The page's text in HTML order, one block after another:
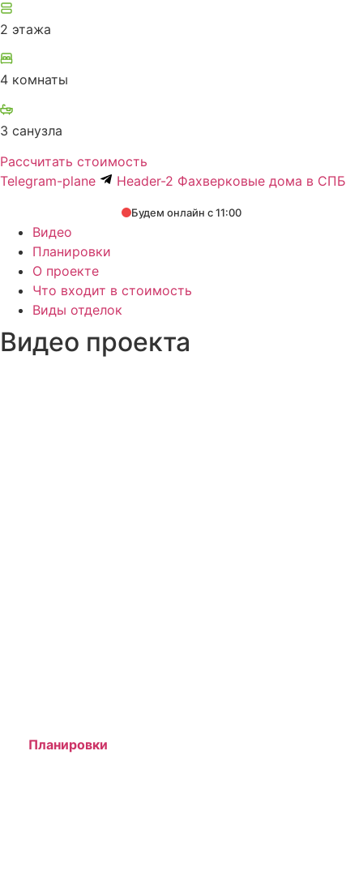
2 этажа
4 комнаты
3 санузла
Рассчитать стоимость
Telegram-plane
Header-2 Фахверковые дома в СПБ
Будем онлайн с 11:00
Видео
Планировки
О проекте
Что входит в стоимость
Виды отделок
Видео проекта
Планировки